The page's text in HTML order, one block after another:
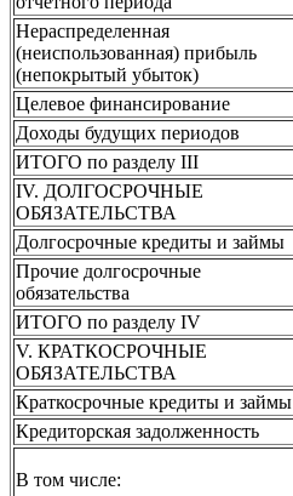
Нераспределенная
(неиспользованная) прибыль
(непокрытый убыток)
Целевое финансирование
Доходы будущих периодов
ИТОГО по разделу III
IV. ДОЛГОСРОЧНЫЕ
ОБЯЗАТЕЛЬСТВА
Долгосрочные кредиты и займы
Прочие долгосрочные
обязательства
ИТОГО по разделу IV
V. КРАТКОСРОЧНЫЕ
ОБЯЗАТЕЛЬСТВА
Краткосрочные кредиты и займы
Кредиторская задолженность
В том числе: